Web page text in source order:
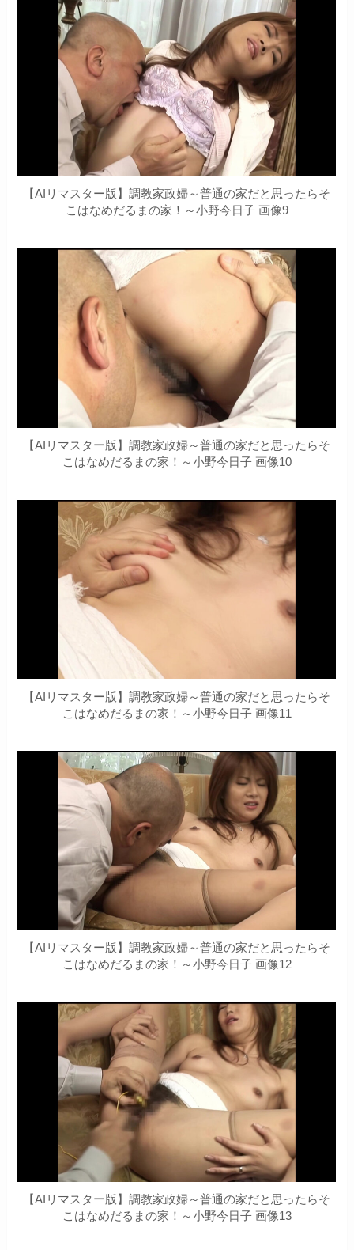
【AIリマスター版】調教家政婦～普通の家だと思ったらそ
こはなめだるまの家！～小野今日子 画像9
【AIリマスター版】調教家政婦～普通の家だと思ったらそ
こはなめだるまの家！～小野今日子 画像10
【AIリマスター版】調教家政婦～普通の家だと思ったらそ
こはなめだるまの家！～小野今日子 画像11
【AIリマスター版】調教家政婦～普通の家だと思ったらそ
こはなめだるまの家！～小野今日子 画像12
【AIリマスター版】調教家政婦～普通の家だと思ったらそ
こはなめだるまの家！～小野今日子 画像13